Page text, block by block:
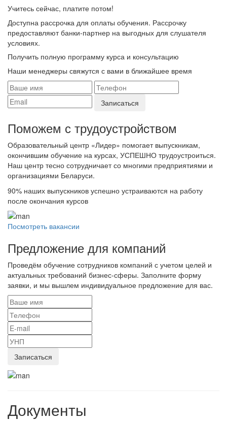
Учитесь сейчас, платите потом!
Доступна рассрочка для оплаты обучения. Рассрочку
предоставляют банки-партнер на выгодных для слушателя
условиях.
Получить полную программу курса и консультацию
Наши менеджеры свяжутся с вами в ближайшее время
Поможем с трудоустройcтвом
Образовательный центр «Лидер» помогает выпускникам,
окончившим обучение на курсах, УСПЕШНО трудоустроиться.
Наш центр тесно сотрудничает со многими предприятиями и
организациями Беларуси.
90% наших выпускников успешно устраиваются на работу
после окончания курсов
Посмотреть вакансии
Предложение для компаний
Проведём обучение сотрудников компаний с учетом целей и
актуальных требований бизнес-сферы. Заполните форму
заявки, и мы вышлем индивидуальное предложение для вас.
Документы